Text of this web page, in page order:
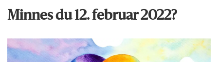
Minnes du 12. februar 2022?